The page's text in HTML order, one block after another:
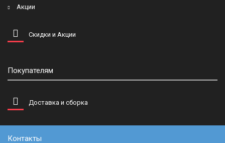
Акции
Скидки и Акции
Покупателям
Доставка и сборка
Контакты